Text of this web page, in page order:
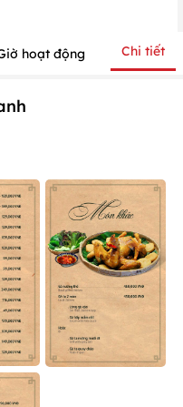
hoạt động Chi tiết